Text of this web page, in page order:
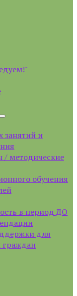
занятий и
/ методические
обучения
в период ДО
для
граждан